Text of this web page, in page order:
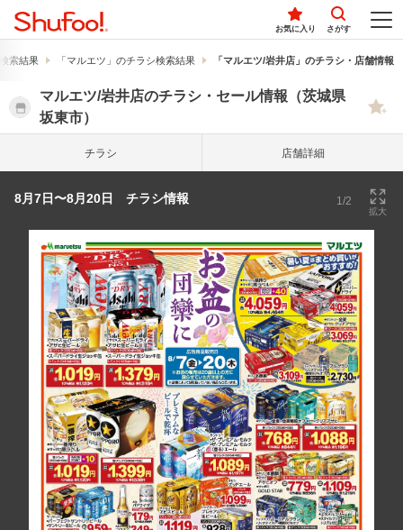
お気に入り さがす
索結果 「マルエツ」のチラシ検索結果 「マルエツ/岩井店」のチラシ・店舗情報
マルエツ/岩井店のチラシ・セール情報（茨城県
坂東市）
チラシ 店舗詳細
8月7日〜8月20日 チラシ情報 1/2
拡大